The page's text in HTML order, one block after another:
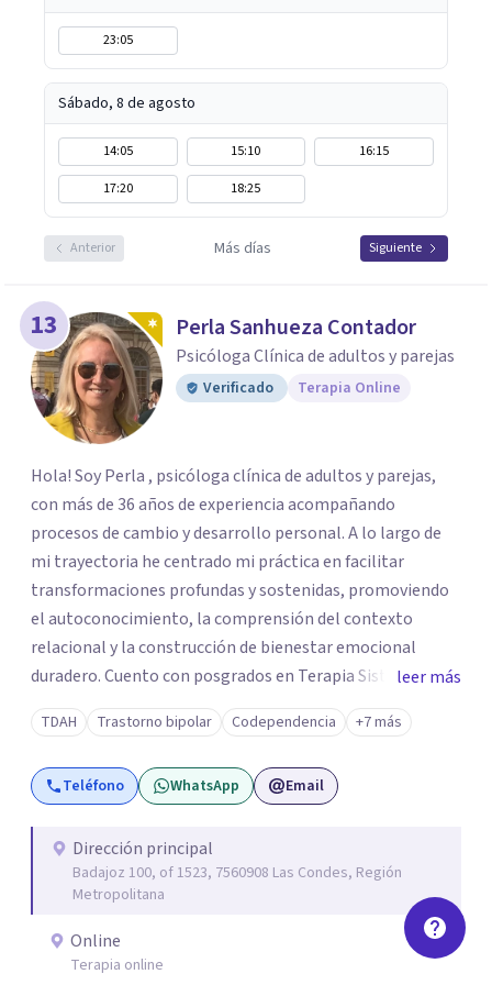
23:05
Sábado, 8 de agosto
14:05 15:10
16:15
17:20
18:25
Anterior Más días Siguiente
13 Perla Sanhueza Contador
Psicóloga Clínica de adultos y parejas
Verificado Terapia Online
Hola! Soy Perla , psicóloga clínica de adultos y parejas,
con más de 36 años de experiencia acompañando
procesos de cambio y desarrollo personal. A lo largo de
mi trayectoria he centrado mi práctica en facilitar
transformaciones profundas y sostenidas, promoviendo
el autoconocimiento, la comprensión del contexto
relacional y la construcción de bienestar emocional
duradero. Cuento con posgrados en Terapia Sistémica
Familiar y de Pareja, Terapia Cognitiva Procesal Sistémica
Postracionalista y un Diplomado en Psicología Forense,
además de formación y certificación como Terapeuta
EMDR, enfoque especializado en el tratamiento de
combinación de herramientas me permite integrar
distintas perspectivas terapéuticas, adaptándolas a las
necesidades únicas de cada persona o pareja que consulta.
leer más
TDAH Trastorno bipolar Codependencia +7 más
Teléfono WhatsApp Email
Dirección principal
Badajoz 100, of 1523, 7560908 Las Condes, Región
Metropolitana
Online
Terapia online